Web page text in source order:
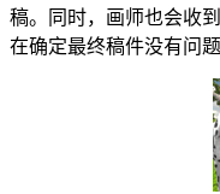
稿。同时，画师也会收
在确定最终稿件没有问